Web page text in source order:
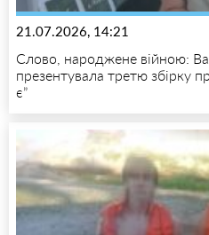
21.07.2026, 14:21
Слово, народжене війною:
презентувала третю збірку
є”